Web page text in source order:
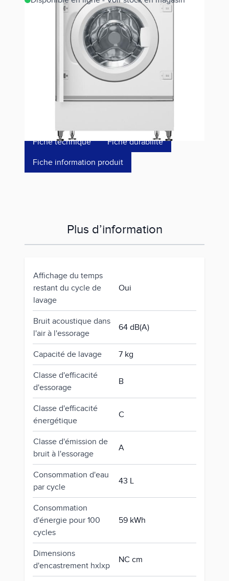
Estimer les frais de port
WIW24348FF
999,00 €
Fiche technique
Fiche durabilité
Fiche information produit
Plus d’information
Affichage du temps
restant du cycle de
lavage
Oui
Bruit acoustique dans
l'air à l'essorage
64 dB(A)
Capacité de lavage 7 kg
Classe d'efficacité
d'essorage
B
Classe d'efficacité
énergétique
C
Classe d'émission de
bruit à l'essorage
A
Consommation d'eau
par cycle
43 L
Consommation
d'énergie pour 100
cycles
59 kWh
Dimensions
d'encastrement hxlxp
NC cm